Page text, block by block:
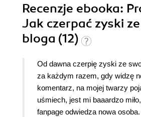
Recenzje ebooka:
Jak czerpać zyski
bloga (12)
Od dawna czerpię zyski ze
za każdym razem, gdy widzę
komentarz, na mojej twarzy
uśmiech, jest mi baaardzo
fanpage odwiedza nowa osoba.